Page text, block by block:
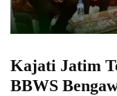
Kajati Jatim
BBWS